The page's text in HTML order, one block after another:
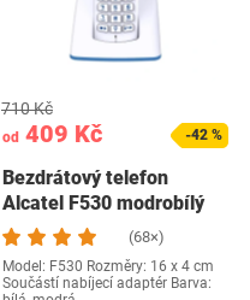
od 409 Kč
710 Kč
-42 %
Bezdrátový telefon
Alcatel F530 modrobílý
(68×)
Model: F530 Rozměry: 16 x 4 cm
Součástí nabíjecí adaptér Barva: